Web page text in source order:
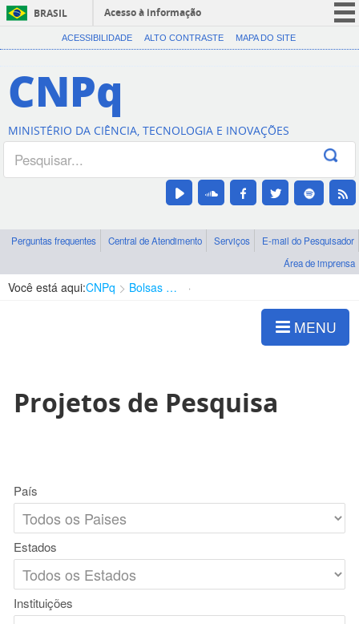
BRASIL
Acesso à informação
CORONAVÍRUS (COVID-19)
Canais
ACESSIBILIDADE ALTO CONTRASTE MAPA DO SITE
CNPq
MINISTÉRIO DA CIÊNCIA, TECNOLOGIA E INOVAÇÕES
Perguntas frequentes Central de Atendimento Serviços
E-mail do Pesquisador
Área de imprensa
Você está aqui:CNPq Bolsas e Auxílios Vigentes
MENU
Projetos de Pesquisa
País
Estados
Instituições